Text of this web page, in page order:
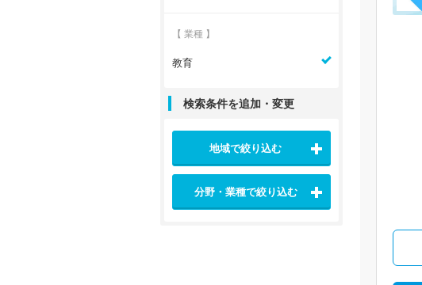
【 業種 】
教育
検索条件を追加・変更
地域で絞り込む
分野・業種で絞り込む